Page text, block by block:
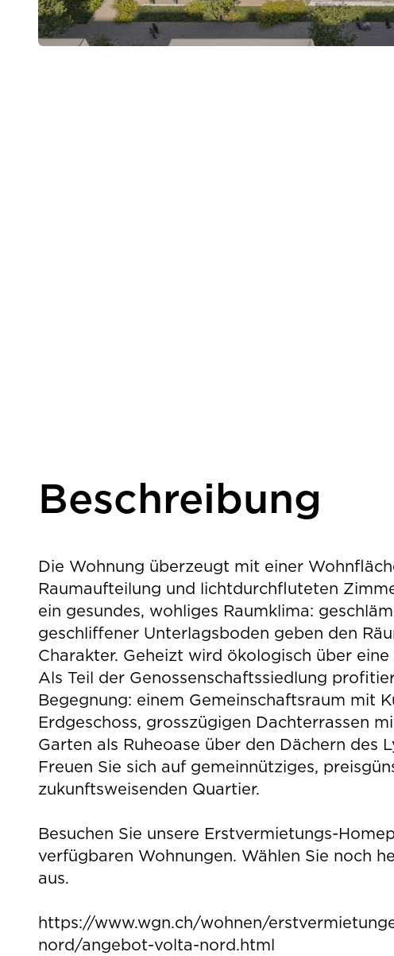
Beschreibung
Die Wohnung überzeugt mit einer
Raumaufteilung und lichtdurchfluteten
ein gesundes, wohliges Raumklima:
geschliffener Unterlagsboden geben den
Charakter. Geheizt wird ökologisch über
Als Teil der Genossenschaftssiedlung
Begegnung: einem Gemeinschaftsraum mit
Erdgeschoss, grosszügigen Dachterrassen
Garten als Ruheoase über den Dächern des
Freuen Sie sich auf gemeinnütziges,
zukunftsweisenden Quartier.
Besuchen Sie unsere Erstvermietungs-
verfügbaren Wohnungen. Wählen Sie noch
aus.
https://www.wgn.ch/wohnen/
nord/angebot-volta-nord.html